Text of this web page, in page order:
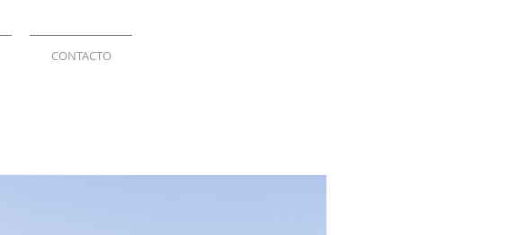
CONTACTO